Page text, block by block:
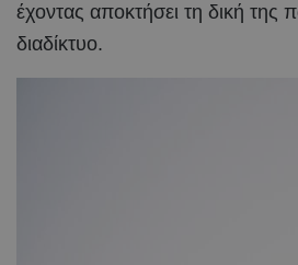
έχοντας αποκτήσει τη δική της
διαδίκτυο.